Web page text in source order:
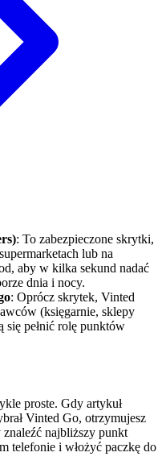
: To zabezpieczone skrytki,
lub na
aby w kilka sekund nadać
dnia i nocy.
: Oprócz skrytek, Vinted
(księgarnie, sklepy
pełnić rolę punktów
proste. Gdy artykuł
Vinted Go, otrzymujesz
najbliższy punkt
telefonie i włożyć paczkę do